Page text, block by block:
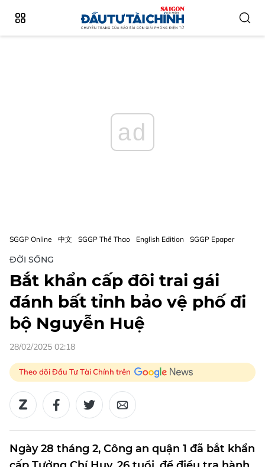
ad
SGGP Online 中文 SGGP Thể Thao English Edition SGGP Epaper
ĐỜI SỐNG
Bắt khẩn cấp đôi trai gái
đánh bất tỉnh bảo vệ phố đi
bộ Nguyễn Huệ
28/02/2025 02:18
Theo dõi Đầu Tư Tài Chính trên
Ngày 28 tháng 2, Công an quận 1 đã bắt khẩn